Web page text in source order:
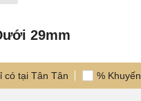
29mm
có tại Tân Tân %